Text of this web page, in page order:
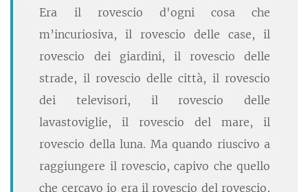
Era il rovescio d'ogni cosa che
m’incuriosiva, il rovescio delle case, il
rovescio dei giardini, il rovescio delle
strade, il rovescio delle città, il rovescio
dei televisori, il rovescio delle
lavastoviglie, il rovescio del mare, il
rovescio della luna. Ma quando riuscivo a
raggiungere il rovescio, capivo che quello
che cercavo io era il rovescio del rovescio,